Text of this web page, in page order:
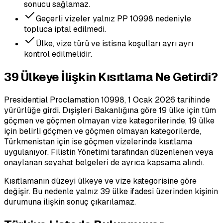
sonucu sağlamaz.
Geçerli vizeler yalnız PP 10998 nedeniyle
topluca iptal edilmedi.
Ülke, vize türü ve istisna koşulları ayrı ayrı
kontrol edilmelidir.
39 Ülkeye İlişkin Kısıtlama Ne Getirdi?
Presidential Proclamation 10998, 1 Ocak 2026 tarihinde
yürürlüğe girdi. Dışişleri Bakanlığına göre 19 ülke için tüm
göçmen ve göçmen olmayan vize kategorilerinde, 19 ülke
için belirli göçmen ve göçmen olmayan kategorilerde,
Türkmenistan için ise göçmen vizelerinde kısıtlama
uygulanıyor. Filistin Yönetimi tarafından düzenlenen veya
onaylanan seyahat belgeleri de ayrıca kapsama alındı.
Kısıtlamanın düzeyi ülkeye ve vize kategorisine göre
değişir. Bu nedenle yalnız 39 ülke ifadesi üzerinden kişinin
durumuna ilişkin sonuç çıkarılamaz.